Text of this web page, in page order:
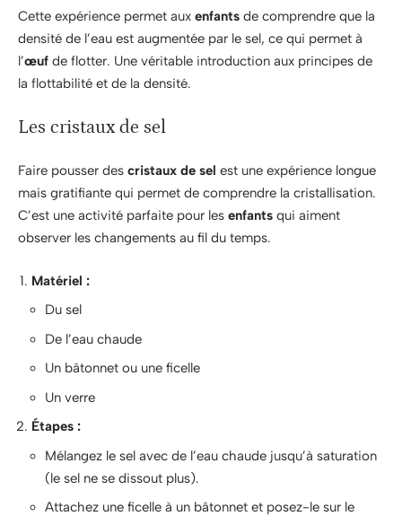
Cette expérience permet aux enfants de comprendre que la
densité de l’eau est augmentée par le sel, ce qui permet à
l’œuf de flotter. Une véritable introduction aux principes de
la flottabilité et de la densité.
Les cristaux de sel
Faire pousser des cristaux de sel est une expérience longue
mais gratifiante qui permet de comprendre la cristallisation.
C’est une activité parfaite pour les enfants qui aiment
observer les changements au fil du temps.
Matériel :
Du sel
De l’eau chaude
Un bâtonnet ou une ficelle
Un verre
Étapes :
Mélangez le sel avec de l’eau chaude jusqu’à saturation
(le sel ne se dissout plus).
Attachez une ficelle à un bâtonnet et posez-le sur le